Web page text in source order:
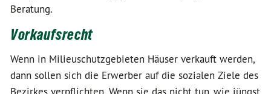
Beratung.
Vorkaufsrecht
Wenn in Milieuschutzgebieten Häuser verkauft werden,
dann sollen sich die Erwerber auf die sozialen Ziele des